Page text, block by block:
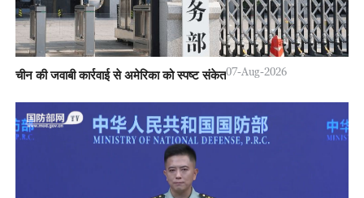
चीन की जवाबी कार्रवाई से अमेरिका को स्पष्ट संकेत07-Aug-2026